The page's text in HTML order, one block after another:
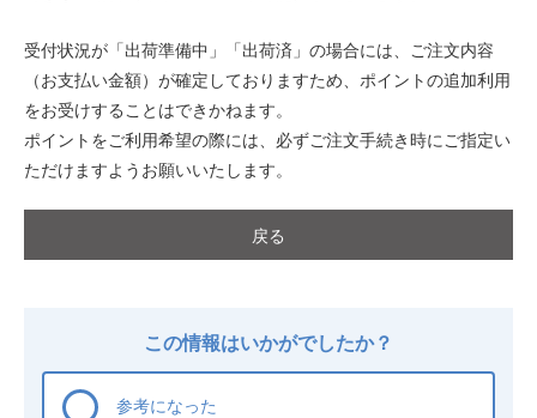
受付状況が「出荷準備中」「出荷済」の場合には、ご注文内容
（お支払い金額）が確定しておりますため、ポイントの追加利用
をお受けすることはできかねます。
ポイントをご利用希望の際には、必ずご注文手続き時にご指定い
ただけますようお願いいたします。
戻る
この情報はいかがでしたか？
参考になった